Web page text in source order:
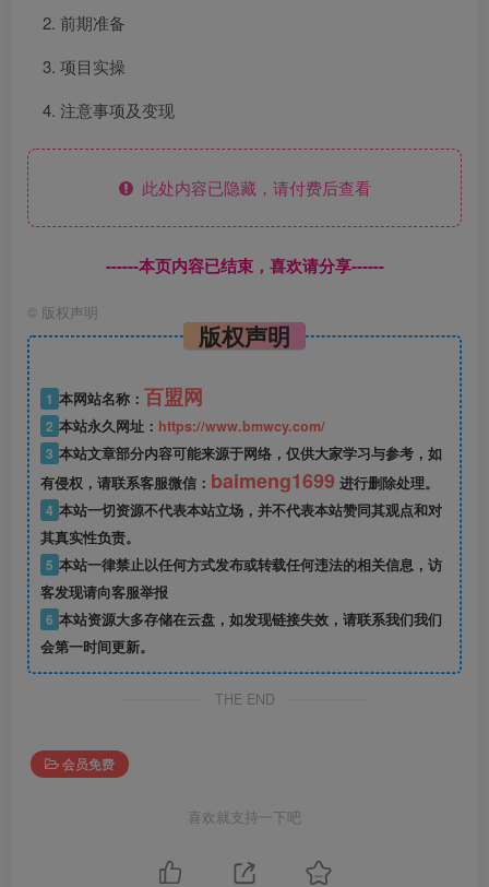
前期准备
项目实操
注意事项及变现
此处内容已隐藏，请付费后查看
------本页内容已结束，喜欢请分享------
© 版权声明
版权声明
1 本网站名称： 百盟网
2 本站永久网址： https://www.bmwcy.com/
3 本站文章部分内容可能来源于网络，仅供大家学习与参考，如
有侵权，请联系客服微信： baimeng1699 进行删除处理。
4 本站一切资源不代表本站立场，并不代表本站赞同其观点和对
其真实性负责。
5 本站一律禁止以任何方式发布或转载任何违法的相关信息，访
客发现请向客服举报
6 本站资源大多存储在云盘，如发现链接失效，请联系我们我们
会第一时间更新。
THE END
会员免费
喜欢就支持一下吧